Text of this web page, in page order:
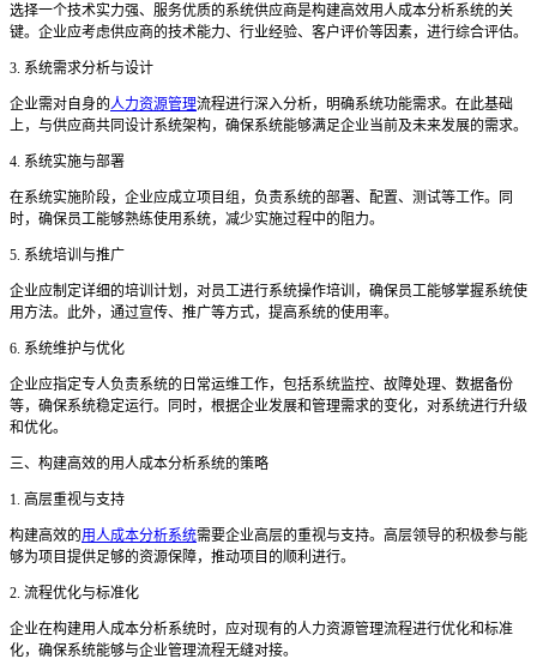
选择一个技术实力强、服务优质的系统供应商是构建高效用人成本分析系统的关
键。企业应考虑供应商的技术能力、行业经验、客户评价等因素，进行综合评估。
3. 系统需求分析与设计
企业需对自身的人力资源管理流程进行深入分析，明确系统功能需求。在此基础
上，与供应商共同设计系统架构，确保系统能够满足企业当前及未来发展的需求。
4. 系统实施与部署
在系统实施阶段，企业应成立项目组，负责系统的部署、配置、测试等工作。同
时，确保员工能够熟练使用系统，减少实施过程中的阻力。
5. 系统培训与推广
企业应制定详细的培训计划，对员工进行系统操作培训，确保员工能够掌握系统使
用方法。此外，通过宣传、推广等方式，提高系统的使用率。
6. 系统维护与优化
企业应指定专人负责系统的日常运维工作，包括系统监控、故障处理、数据备份
等，确保系统稳定运行。同时，根据企业发展和管理需求的变化，对系统进行升级
和优化。
三、构建高效的用人成本分析系统的策略
1. 高层重视与支持
构建高效的用人成本分析系统需要企业高层的重视与支持。高层领导的积极参与能
够为项目提供足够的资源保障，推动项目的顺利进行。
2. 流程优化与标准化
企业在构建用人成本分析系统时，应对现有的人力资源管理流程进行优化和标准
化，确保系统能够与企业管理流程无缝对接。